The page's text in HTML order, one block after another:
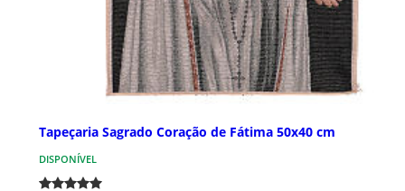
Tapeçaria Sagrado Coração de Fátima 50x40 cm
DISPONÍVEL